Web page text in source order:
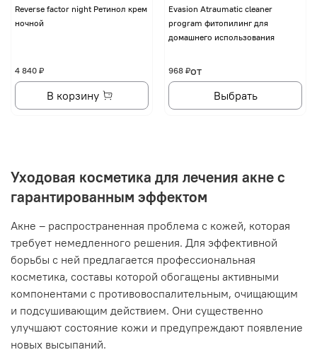
Reverse factor night Ретинол крем
ночной
4 840 ₽
В корзину
Evasion Atraumatic cleaner
program фитопилинг для
домашнего использования
от
968 ₽
Выбрать
Уходовая косметика для лечения акне с
гарантированным эффектом
Акне – распространенная проблема с кожей, которая
требует немедленного решения. Для эффективной
борьбы с ней предлагается профессиональная
косметика, составы которой обогащены активными
компонентами с противовоспалительным, очищающим
и подсушивающим действием. Они существенно
улучшают состояние кожи и предупреждают появление
новых высыпаний.